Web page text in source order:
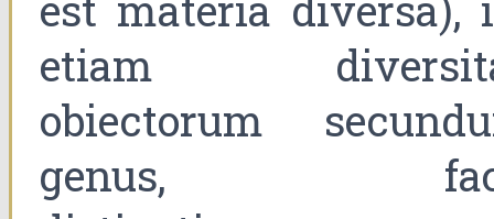
etiam
obiectorum
genus,